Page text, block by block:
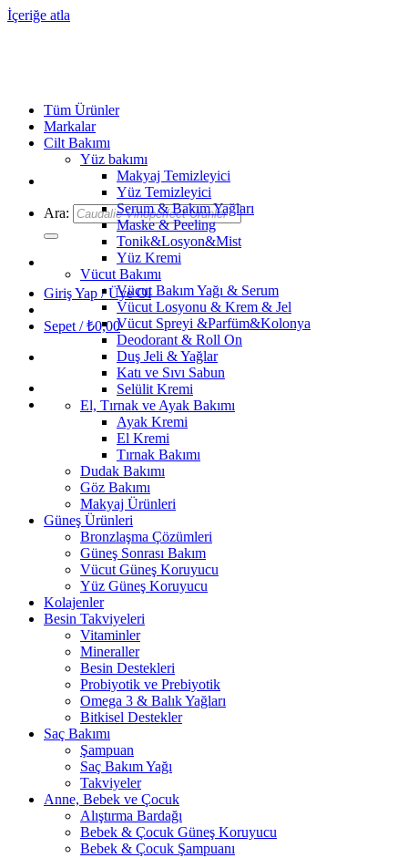
İçeriğe atla
Ara:
Giriş Yap / Üye Ol
Sepet /₺0,00
Tüm Ürünler
Markalar
Cilt Bakımı
Yüz bakımı
Makyaj Temizleyici
Yüz Temizleyici
Serum & Bakım Yağları
Maske & Peeling
Tonik&Losyon&Mist
Yüz Kremi
Vücut Bakımı
Vücut Bakım Yağı & Serum
Vücut Losyonu & Krem & Jel
Vücut Spreyi &Parfüm&Kolonya
Deodorant & Roll On
Duş Jeli & Yağlar
Katı ve Sıvı Sabun
Selülit Kremi
El, Tırnak ve Ayak Bakımı
Ayak Kremi
El Kremi
Tırnak Bakımı
Dudak Bakımı
Göz Bakımı
Makyaj Ürünleri
Güneş Ürünleri
Bronzlaşma Çözümleri
Güneş Sonrası Bakım
Vücut Güneş Koruyucu
Yüz Güneş Koruyucu
Kolajenler
Besin Takviyeleri
Vitaminler
Mineraller
Besin Destekleri
Probiyotik ve Prebiyotik
Omega 3 & Balık Yağları
Bitkisel Destekler
Saç Bakımı
Şampuan
Saç Bakım Yağı
Takviyeler
Anne, Bebek ve Çocuk
Alıştırma Bardağı
Bebek & Çocuk Güneş Koruyucu
Bebek & Çocuk Şampuanı